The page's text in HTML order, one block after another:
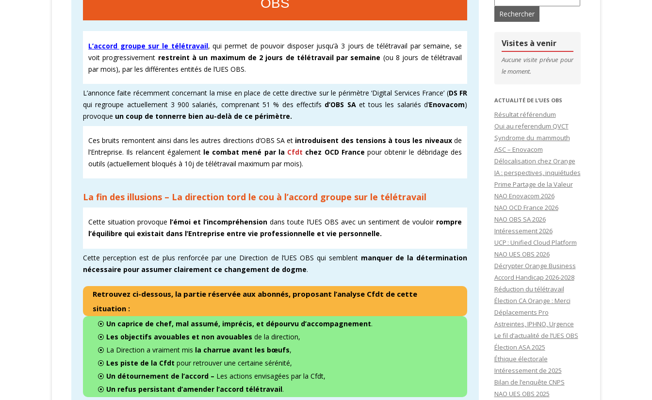
CARTOGRAPHIE ENOVACOM
VICTOIRES CFDT
CSE & RP – MANDATS ATTRACTIFS !COMMENT ADHÉRER À LA CFDT ?CFDT – UN SYNDICAT D’ADHÉRENTS
PROCHAINES VISITES DE SITES
CONTACTS & LIENS UTILES
OBS
L’accord groupe sur le télétravail, qui permet de pouvoir disposer jusqu’à 3 jours de télétravail par semaine, se
voit progressivement restreint à un maximum de 2 jours de télétravail par semaine (ou 8 jours de télétravail
par mois), par les différentes entités de l’UES OBS.
L’annonce faite récemment concernant la mise en place de cette directive sur le périmètre ‘Digital Services France’ (DS FR
qui regroupe actuellement 3 900 salariés, comprenant 51 % des effectifs d’OBS SAet tous les salariés d’Enovacom)
provoque un coup de tonnerre bien au-delà de ce périmètre.
Ces bruits remontent ainsi dans les autres directions d’OBS SA et introduisent des tensions à tous les niveauxde
l’Entreprise. Ils relancent également le combat mené par la Cfdt chez OCD France pour obtenir le débridage des
outils (actuellement bloqués à 10j de télétravail maximum par mois).
La fin des illusions – La direction tord le cou à l’accord groupe sur le télétravail
Cette situation provoque l’émoi et l’incompréhension dans toute l’UES OBS avec un sentiment de vouloir rompre
l’équilibre qui existait dans l’Entreprise entre vie professionnelle et vie personnelle.
Cette perception est de plus renforcée par une Direction de l’UES OBS qui semblentmanquer de la détermination
nécessaire pour assumer clairement ce changement de dogme.
Retrouvez ci-dessous, la partie réservée aux abonnés, proposant l’analyse Cfdt de cette
situation :
⦿ Un caprice de chef, mal assumé, imprécis, et dépourvu d’accompagnement.
⦿ Les objectifs avouables et non avouables de la direction,
⦿ La Direction a vraiment mis la charrue avant les bœufs,
⦿ Les piste de la Cfdt pour retrouver une certaine sérénité,
⦿ Un détournement de l’accord – Les actions envisagées par la Cfdt,
⦿ Un refus persistant d’amender l’accord télétravail.
Visites à venir
Aucune visite prévue pour
le moment.
ACTUALITÉ DE L’UES OBS
Résultat référendum
Oui au referendum QVCT
Syndrome du mammouth
ASC – Enovacom
Délocalisation chez Orange
IA : perspectives, inquiétudes
Prime Partage de la Valeur
NAO Enovacom 2026
NAO OCD France 2026
NAO OBS SA 2026
Intéressement 2026
UCP : Unified Cloud Platform
NAO UES OBS 2026
Décrypter Orange Business
Accord Handicap 2026-2028
Réduction du télétravail
Élection CA Orange : Merci
Déplacements Pro
Astreintes, IPHNO, Urgence
Le fil d’actualité de l’UES OBS
Élection ASA 2025
Éthique électorale
Intéressement de 2025
Bilan de l’enquête CNPS
NAO UES OBS 2025